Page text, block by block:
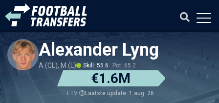
Alexander Lyng
A (CL), M (L) Skill: 55.6 Pot: 65.2
€1.6M
ETV Laatste update: 1 aug. 26